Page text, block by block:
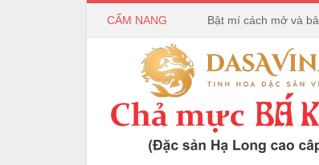
CẨM NANG Bật mí cách mở và